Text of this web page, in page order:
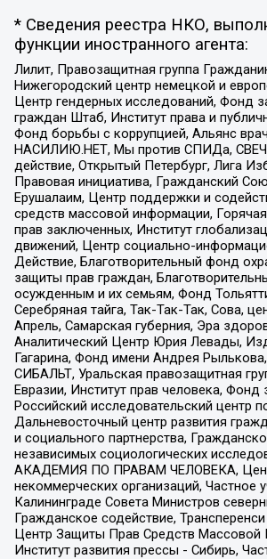
* Сведения реестра НКО,
функции иностранного агента:
Лилит, Правозащитная группа
Нижегородский центр немецкой и
Центр гендерных исследований, Фонд
граждан Штаб, Институт права и
Фонд борьбы с коррупцией, Альянс
НАСИЛИЮ.НЕТ, Мы против СПИДа,
действие, Открытый Петербург, Лига
Правовая инициатива, Гражданский
Ерушалаим, Центр поддержки и
средств массовой информации,
прав заключенных, Институт
движений, Центр социально-
Действие, Благотворительный фонд
защиты прав граждан,
осужденным и их семьям, Фонд
Серебряная тайга, Так-Так-Так, Сова,
Апрель, Самарская губерния, Эра
Аналитический Центр Юрия Левады,
Гагарина, Фонд имени Андрея
СИБАЛЬТ, Уральская правозащитная
Евразии, Институт прав человека, Фонд
Российский исследовательский центр
Дальневосточный центр развития
и социального партнерства,
независимых социологических
АКАДЕМИЯ ПО ПРАВАМ ЧЕЛОВЕКА,
некоммерческих организаций, Частное
Калининграде Совета Министров
Гражданское содействие,
Центр Защиты Прав Средств Массовой
Институт развития прессы - Сибирь,